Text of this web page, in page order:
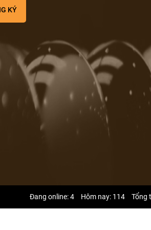
Đang online: 4 Hôm nay: 114 Tổng